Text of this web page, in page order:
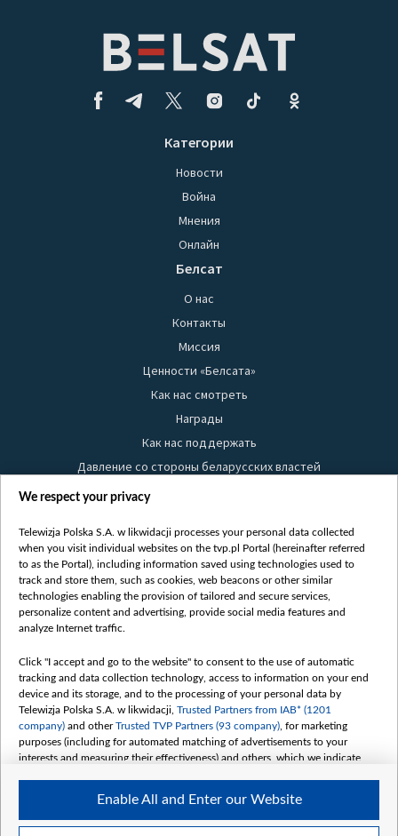
Категории
Новости
Война
Мнения
Онлайн
Белсат
О нас
Контакты
Миссия
Ценности «Белсата»
Как нас смотреть
Награды
Как нас поддержать
Давление со стороны беларусских властей
Правила использования материалов
Безопасность
Youtube
Белсат news
Белсат Life
Belsat English
Biełsat PL
Белсат Now
Белсат Shorts
Белсат History
Белсат Music
Белсат Doc
My consents
We respect your privacy
Telewizja Polska S.A. w likwidacji processes your personal data collected
when you visit individual websites on the tvp.pl Portal (hereinafter referred
to as the Portal), including information saved using technologies used to
track and store them, such as cookies, web beacons or other similar
technologies enabling the provision of tailored and secure services,
personalize content and advertising, provide social media features and
analyze Internet traffic.
Click "I accept and go to the website" to consent to the use of automatic
tracking and data collection technology, access to information on your end
device and its storage, and to the processing of your personal data by
Telewizja Polska S.A. w likwidacji, Trusted Partners from IAB* (1201
company) and otherTrusted TVP Partners (93 company) , for marketing
purposes (including for automated matching of advertisements to your
interests and measuring their effectiveness) and others, which we indicate
The purposes of processing your data by TVP S.A. w likwidacji are as
follows:
Enable All and Enter our Website